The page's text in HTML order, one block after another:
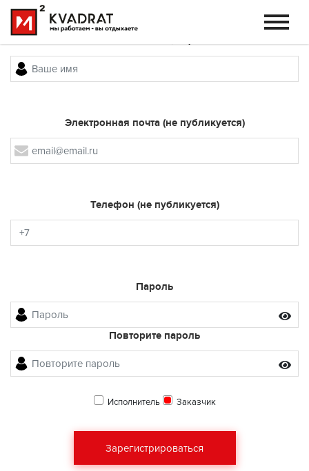
Контактное лицо
Электронная почта (не публикуется)
Телефон (не публикуется)
Пароль
Повторите пароль
Исполнитель Заказчик